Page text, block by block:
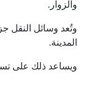
والزوار.
وتُعد وسائل النقل
المدينة.
ويساعد ذلك على